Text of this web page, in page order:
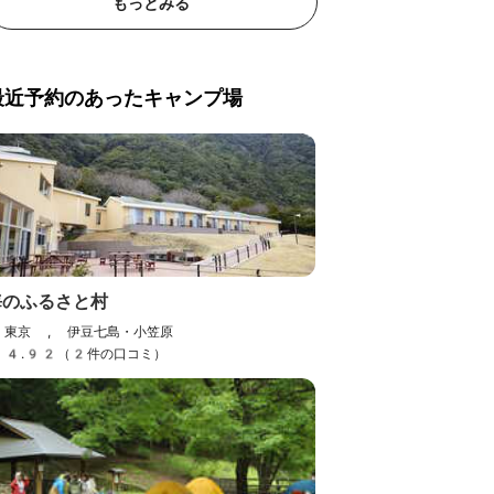
近予約のあったキャンプ場
ふるさと村
東京 , 伊豆七島・小笠原
4.92（2件の口コミ）